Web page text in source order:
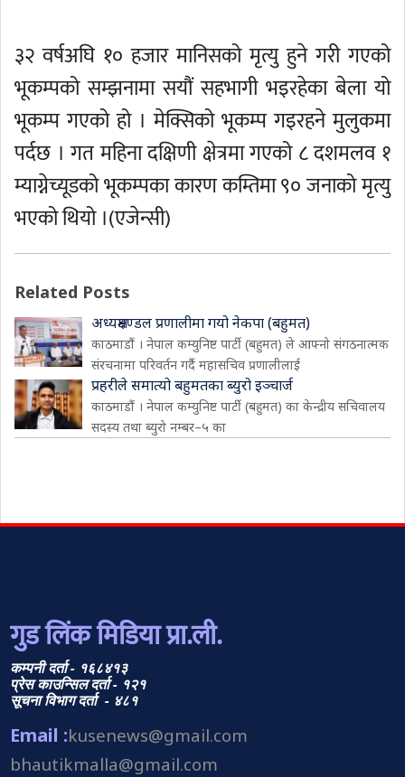
३२ वर्षअघि १० हजार मानिसको मृत्यु हुने गरी गएको
भूकम्पको सम्झनामा सयौं सहभागी भइरहेका बेला यो
भूकम्प गएको हो । मेक्सिको भूकम्प गइरहने मुलुकमा
पर्दछ । गत महिना दक्षिणी क्षेत्रमा गएको ८ दशमलव १
म्याग्नेच्यूडको भूकम्पका कारण कम्तिमा ९० जनाको मृत्यु
भएको थियो ।(एजेन्सी)
Related Posts
अध्यक्षमण्डल प्रणालीमा गयो नेकपा (बहुमत)
काठमाडौं । नेपाल कम्युनिष्ट पार्टी (बहुमत) ले आफ्नो संगठनात्मक
संरचनामा परिवर्तन गर्दै महासचिव प्रणालीलाई
प्रहरीले समात्यो बहुमतका ब्युरो इञ्चार्ज
काठमाडौं । नेपाल कम्युनिष्ट पार्टी (बहुमत) का केन्द्रीय सचिवालय
सदस्य तथा ब्युरो नम्बर–५ का
गुड लिंक मिडिया प्रा.ली.
कम्पनी दर्ता - १६८४१३
प्रेस काउन्सिल दर्ता - १२१
सूचना विभाग दर्ता - ४८१
Email :kusenews@gmail.com
bhautikmalla@gmail.com